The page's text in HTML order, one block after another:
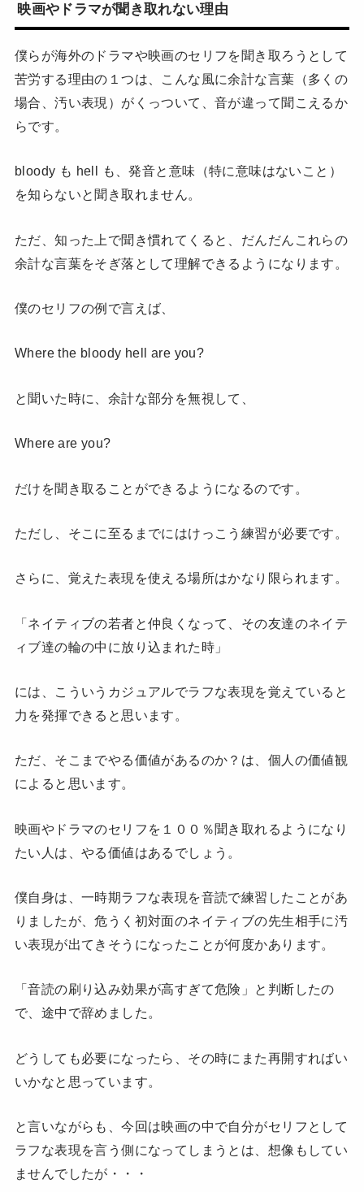
映画やドラマが聞き取れない理由
僕らが海外のドラマや映画のセリフを聞き取ろうとして
苦労する理由の１つは、こんな風に余計な言葉（多くの
場合、汚い表現）がくっついて、音が違って聞こえるか
らです。
bloody も hell も、発音と意味（特に意味はないこと）
を知らないと聞き取れません。
ただ、知った上で聞き慣れてくると、だんだんこれらの
余計な言葉をそぎ落として理解できるようになります。
僕のセリフの例で言えば、
Where the bloody hell are you?
と聞いた時に、余計な部分を無視して、
Where are you?
だけを聞き取ることができるようになるのです。
ただし、そこに至るまでにはけっこう練習が必要です。
さらに、覚えた表現を使える場所はかなり限られます。
「ネイティブの若者と仲良くなって、その友達のネイテ
ィブ達の輪の中に放り込まれた時」
には、こういうカジュアルでラフな表現を覚えていると
力を発揮できると思います。
ただ、そこまでやる価値があるのか？は、個人の価値観
によると思います。
映画やドラマのセリフを１００％聞き取れるようになり
たい人は、やる価値はあるでしょう。
僕自身は、一時期ラフな表現を音読で練習したことがあ
りましたが、危うく初対面のネイティブの先生相手に汚
い表現が出てきそうになったことが何度かあります。
「音読の刷り込み効果が高すぎて危険」と判断したの
で、途中で辞めました。
どうしても必要になったら、その時にまた再開すればい
いかなと思っています。
と言いながらも、今回は映画の中で自分がセリフとして
ラフな表現を言う側になってしまうとは、想像もしてい
ませんでしたが・・・